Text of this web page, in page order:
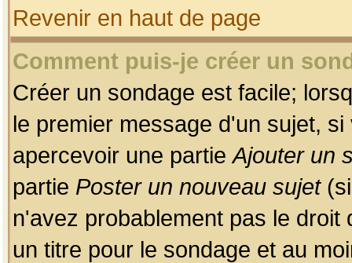
Revenir en haut de page
Comment puis-je créer un
Créer un sondage est facile;
le premier message d'un sujet,
apercevoir une partieAjouter un
partie Poster un nouveau sujet(si
n'avez probablement pas le
un titre pour le sondage et au